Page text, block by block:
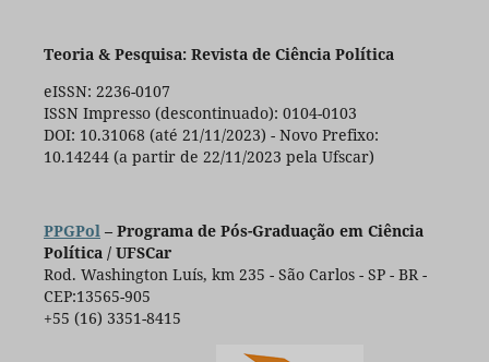
Teoria & Pesquisa: Revista de Ciência Política
eISSN: 2236-0107
ISSN Impresso (descontinuado): 0104-0103
DOI: 10.31068 (até 21/11/2023) - Novo Prefixo:
10.14244 (a partir de 22/11/2023 pela Ufscar)
PPGPol– Programa de Pós-Graduação em Ciência
Política / UFSCar
Rod. Washington Luís, km 235 - São Carlos - SP - BR -
CEP:13565-905
+55 (16) 3351-8415